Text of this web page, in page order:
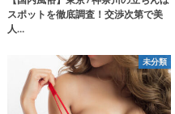
スポットを徹底調査！交渉次第で美
人…
未分類